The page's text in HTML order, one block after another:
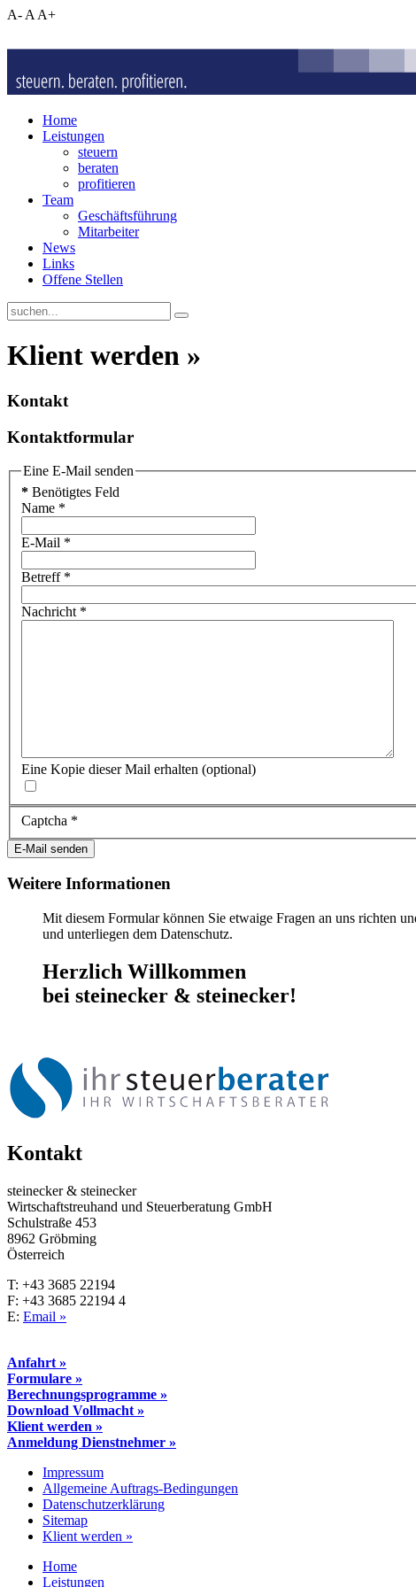
A- A A+
Home
Leistungen
steuern
beraten
profitieren
Team
Geschäftsführung
Mitarbeiter
News
Links
Offene Stellen
Klient werden »
Kontakt
Kontaktformular
Eine E-Mail senden
* Benötigtes Feld
Name *
E-Mail *
Betreff*
Nachricht *
Eine Kopie dieser Mail erhalten (optional)
Captcha *
E-Mail senden
Weitere Informationen
Mit diesem Formular können Sie etwaige Fragen an uns richten
und unterliegen dem Datenschutz.
Herzlich Willkommen
bei steinecker & steinecker!
Kontakt
steinecker & steinecker
Wirtschaftstreuhand und Steuerberatung GmbH
Schulstraße 453
8962 Gröbming
Österreich
T: +43 3685 22194
F: +43 3685 22194 4
E: Email »
Anfahrt »
Formulare »
Berechnungsprogramme »
Download Vollmacht »
Klient werden »
Anmeldung Dienstnehmer »
Impressum
Allgemeine Auftrags-Bedingungen
Datenschutzerklärung
Sitemap
Klient werden »
Home
Leistungen